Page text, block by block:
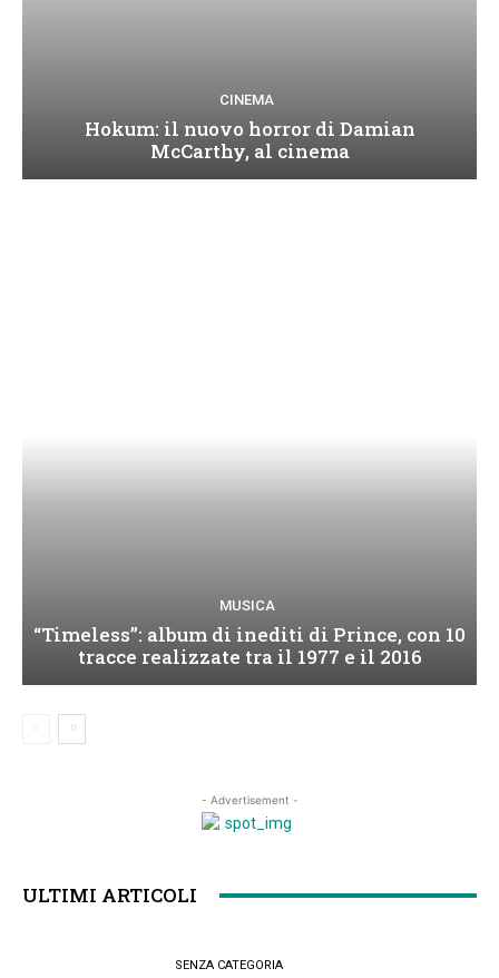
CINEMA
Hokum: il nuovo horror di Damian
McCarthy, al cinema
MUSICA
“Timeless”: album di inediti di Prince, con 10
tracce realizzate tra il 1977 e il 2016
- Advertisement -
ULTIMI ARTICOLI
SENZA CATEGORIA